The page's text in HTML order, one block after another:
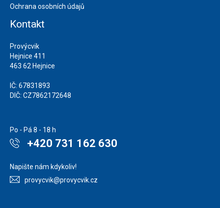
Ochrana osobních údajů
Kontakt
Provýcvik
Hejnice 411
463 62 Hejnice
IČ: 67831893
DIČ: CZ7862172648
Po - Pá 8 - 18 h
+420 731 162 630
Napište nám kdykoliv!
provycvik@provycvik.cz